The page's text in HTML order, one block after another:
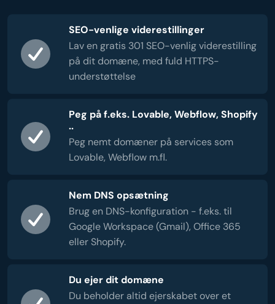
SEO-venlige viderestillinger
Lav en gratis 301 SEO-venlig viderestilling
på dit domæne, med fuld HTTPS-
understøttelse
Peg på f.eks. Lovable, Webflow, Shopify
..
Peg nemt domæner på services som
Lovable, Webflow m.fl.
Nem DNS opsætning
Brug en DNS-konfiguration - f.eks. til
Google Workspace (Gmail), Office 365
eller Shopify.
Du ejer dit domæne
Du beholder altid ejerskabet over et